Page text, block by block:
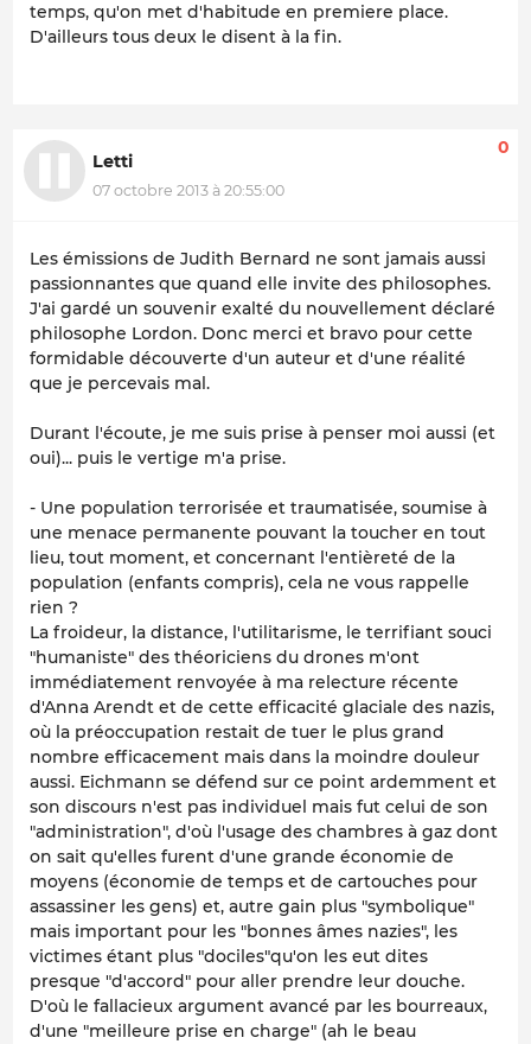
temps, qu'on met d'habitude en premiere place.
D'ailleurs tous deux le disent à la fin.
Letti
07 octobre 2013 à 20:55:00
0
Les émissions de Judith Bernard ne sont jamais aussi
passionnantes que quand elle invite des philosophes.
J'ai gardé un souvenir exalté du nouvellement déclaré
philosophe Lordon. Donc merci et bravo pour cette
formidable découverte d'un auteur et d'une réalité
que je percevais mal.
Durant l'écoute, je me suis prise à penser moi aussi (et
oui)... puis le vertige m'a prise.
- Une population terrorisée et traumatisée, soumise à
une menace permanente pouvant la toucher en tout
lieu, tout moment, et concernant l'entièreté de la
population (enfants compris), cela ne vous rappelle
rien ?
La froideur, la distance, l'utilitarisme, le terrifiant souci
"humaniste" des théoriciens du drones m'ont
immédiatement renvoyée à ma relecture récente
d'Anna Arendt et de cette efficacité glaciale des nazis,
où la préoccupation restait de tuer le plus grand
nombre efficacement mais dans la moindre douleur
aussi. Eichmann se défend sur ce point ardemment et
son discours n'est pas individuel mais fut celui de son
"administration", d'où l'usage des chambres à gaz dont
on sait qu'elles furent d'une grande économie de
moyens (économie de temps et de cartouches pour
assassiner les gens) et, autre gain plus "symbolique"
mais important pour les "bonnes âmes nazies", les
victimes étant plus "dociles"qu'on les eut dites
presque "d'accord" pour aller prendre leur douche.
D'où le fallacieux argument avancé par les bourreaux,
d'une "meilleure prise en charge" (ah le beau